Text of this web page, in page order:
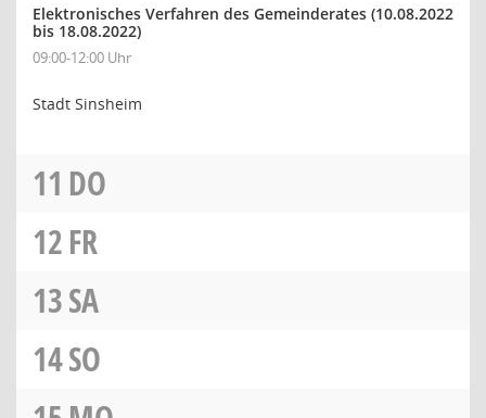
Elektronisches Verfahren des Gemeinderates (10.08.2022
bis 18.08.2022)
09:00-12:00 Uhr
Stadt Sinsheim
11 DO
12FR
13SA
14SO